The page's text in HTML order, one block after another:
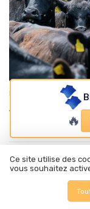
Innovation des recettes •
Alcool à 96 degrés
liqueur : tout ce
À lire aussi
🔥
Ce site utilise des
vous souhaitez